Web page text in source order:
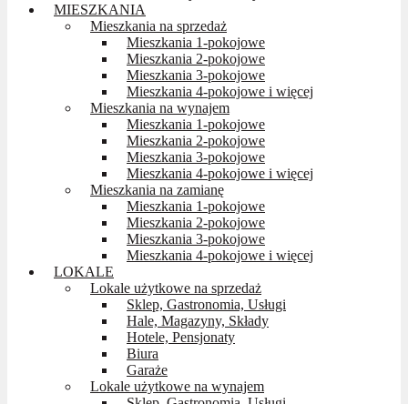
MIESZKANIA
Mieszkania na sprzedaż
Mieszkania 1-pokojowe
Mieszkania 2-pokojowe
Mieszkania 3-pokojowe
Mieszkania 4-pokojowe i więcej
Mieszkania na wynajem
Mieszkania 1-pokojowe
Mieszkania 2-pokojowe
Mieszkania 3-pokojowe
Mieszkania 4-pokojowe i więcej
Mieszkania na zamianę
Mieszkania 1-pokojowe
Mieszkania 2-pokojowe
Mieszkania 3-pokojowe
Mieszkania 4-pokojowe i więcej
LOKALE
Lokale użytkowe na sprzedaż
Sklep, Gastronomia, Usługi
Hale, Magazyny, Składy
Hotele, Pensjonaty
Biura
Garaże
Lokale użytkowe na wynajem